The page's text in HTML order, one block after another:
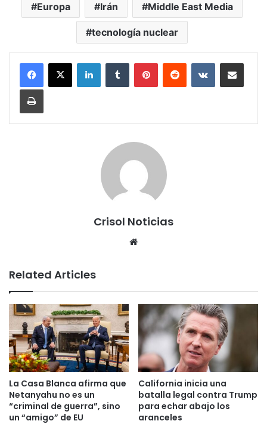
Europa Irán Middle East Media
tecnología nuclear
Crisol Noticias
Related Articles
La Casa Blanca afirma que
Netanyahu no es un
“criminal de guerra”, sino
un “amigo” de EU
California inicia una
batalla legal contra Trump
para echar abajo los
aranceles